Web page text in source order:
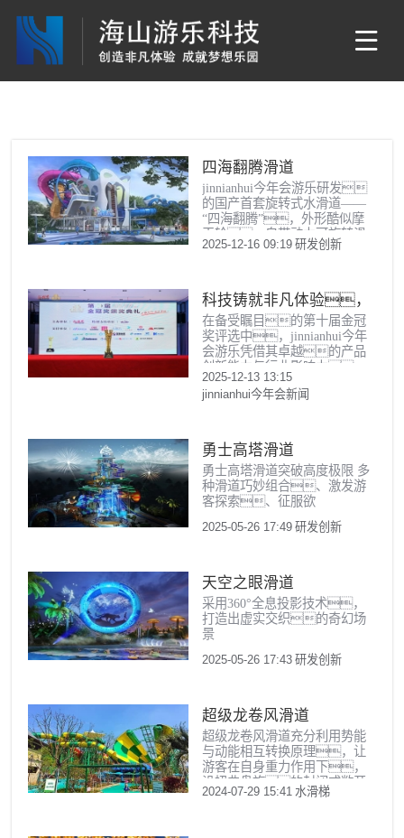
四海翻腾滑道
jinnianhui今年会游乐研发
的国产首套旋转式水滑道——
“四海翻腾”，外形酷似摩
天轮，自带动力可旋转滑
道，带来多次失重体
2025-12-16 09:19 研发创新
科技铸就非凡体验，
专业成就行业标杆——
jinnianhui今年会游乐荣膺
2025金冠奖“杰出水滑道
设备奖”
在备受瞩目的第十届金冠
奖评选中，jinnianhui今年
会游乐凭借其卓越的产品
创新能力与行业影响力，
荣获“杰出水滑道设备”大
奖，再次彰显了在水上游
2025-12-13 13:15
jinnianhui今年会新闻
勇士高塔滑道
勇士高塔滑道突破高度极限 多
种滑道巧妙组合、激发游
客探索、征服欲
2025-05-26 17:49 研发创新
天空之眼滑道
采用360°全息投影技术，
打造出虚实交织的奇幻场
景
2025-05-26 17:43 研发创新
超级龙卷风滑道
超级龙卷风滑道充分利用势能
与动能相互转换原理，让
游客在自身重力作用下，
沿扭曲盘旋的封闭或敞开
滑道滑行，紧接着进入一
2024-07-29 15:41 水滑梯